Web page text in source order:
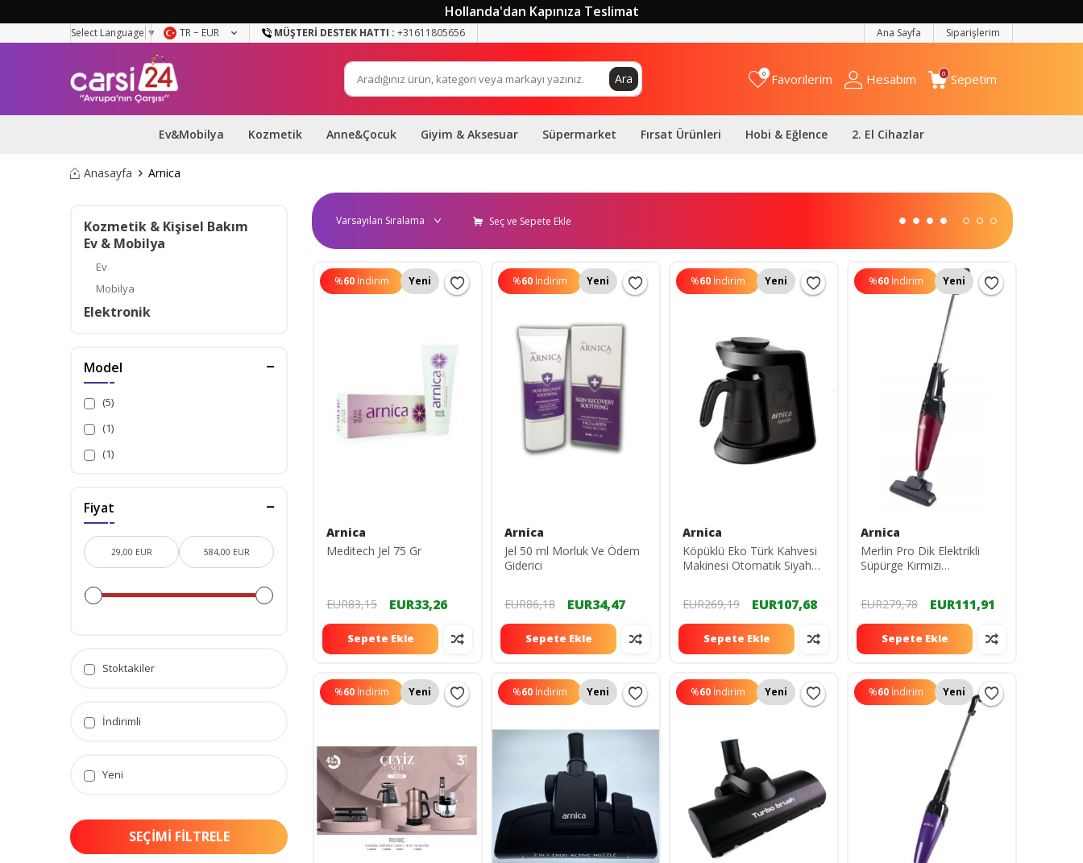
Hollanda'dan Kapınıza Teslimat
Select Language ▼ TR − EUR MÜŞTERI DESTEK HATTI : +31611805656 Ana Sayfa Siparişlerim
Ara 0 Favorilerim Hesabım 0 Sepetim
Ev&Mobilya Kozmetik Anne&Çocuk Giyim & Aksesuar Süpermarket Fırsat Ürünleri Hobi & Eğlence 2. El Cihazlar
Anasayfa Arnica
Kozmetik & Kişisel Bakım
Ev & Mobilya
Ev
Mobilya
Elektronik
Model
(5)
(1)
(1)
Fiyat
Stoktakiler
İndirimli
Yeni
SEÇIMI FILTRELE
Seç ve Sepete Ekle
%60 İndirim Yeni
Arnica
Meditech Jel 75 Gr
EUR83,15 EUR33,26
Sepete Ekle
%60 İndirim Yeni
Arnica
Jel 50 ml Morluk Ve Ödem
Giderici
EUR86,18 EUR34,47
Sepete Ekle
%60 İndirim Yeni
Arnica
Köpüklü Eko Türk Kahvesi
Makinesi Otomatik Siyah
EUR269,19
EUR107,68
Sepete Ekle
%60 İndirim Yeni
Arnica
Merlin Pro Dik Elektrikli
Süpürge Kırmızı
EUR279,78
EUR111,91
Sepete Ekle
%60 İndirim Yeni %60 İndirim Yeni %60 İndirim Yeni %60 İndirim Yeni